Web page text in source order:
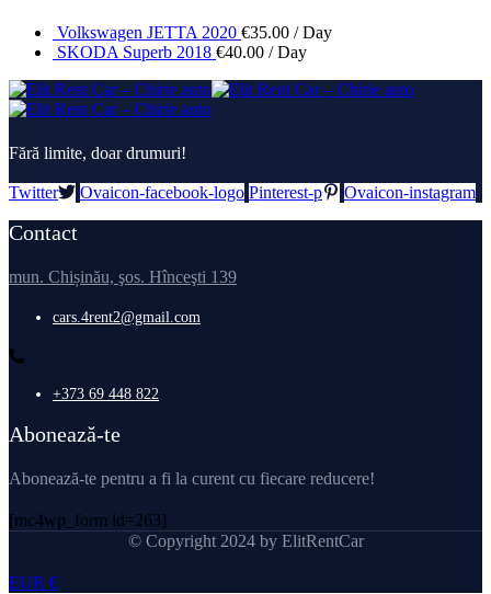
Volkswagen JETTA 2020 €35.00 / Day
SKODA Superb 2018 €40.00 / Day
Fără limite, doar drumuri!
Twitter Ovaicon-facebook-logo Pinterest-p Ovaicon-instagram
Contact
mun. Chișinău, şos. Hînceşti 139
cars.4rent2@gmail.com
+373 69 448 822
Abonează-te
Abonează-te pentru a fi la curent cu fiecare reducere!
[mc4wp_form id=263]
© Copyright 2024 by ElitRentCar
EUR €